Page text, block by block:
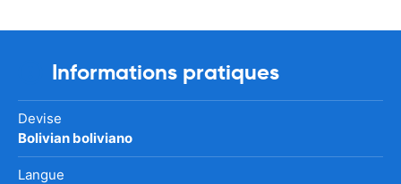
Informations pratiques
Devise
Bolivian boliviano
Langue